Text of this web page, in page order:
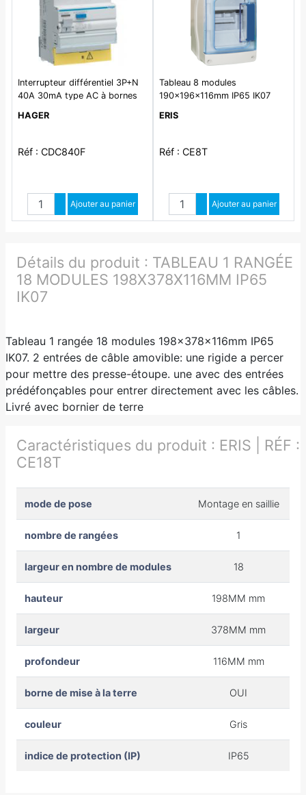
Interrupteur différentiel 3P+N
40A 30mA type AC à bornes
HAGER
Réf : CDC840F
Quantité
Augmenter quantité
Diminuer quantité
Ajouter au panier
Tableau 8 modules
190x196x116mm IP65 IK07
ERIS
Réf : CE8T
Quantité
Augmenter quantité
Diminuer quantité
Ajouter au panier
Détails du produit : TABLEAU 1 RANGÉE
18 MODULES 198X378X116MM IP65
IK07
Tableau 1 rangée 18 modules 198x378x116mm IP65
IK07. 2 entrées de câble amovible: une rigide a percer
pour mettre des presse-étoupe. une avec des entrées
prédéfonçables pour entrer directement avec les câbles.
Livré avec bornier de terre
Caractéristiques du produit : ERIS | RÉF :
CE18T
mode de pose Montage en saillie
nombre de rangées 1
largeur en nombre de modules 18
hauteur 198MM mm
largeur 378MM mm
profondeur 116MM mm
borne de mise à la terre OUI
couleur Gris
indice de protection (IP) IP65